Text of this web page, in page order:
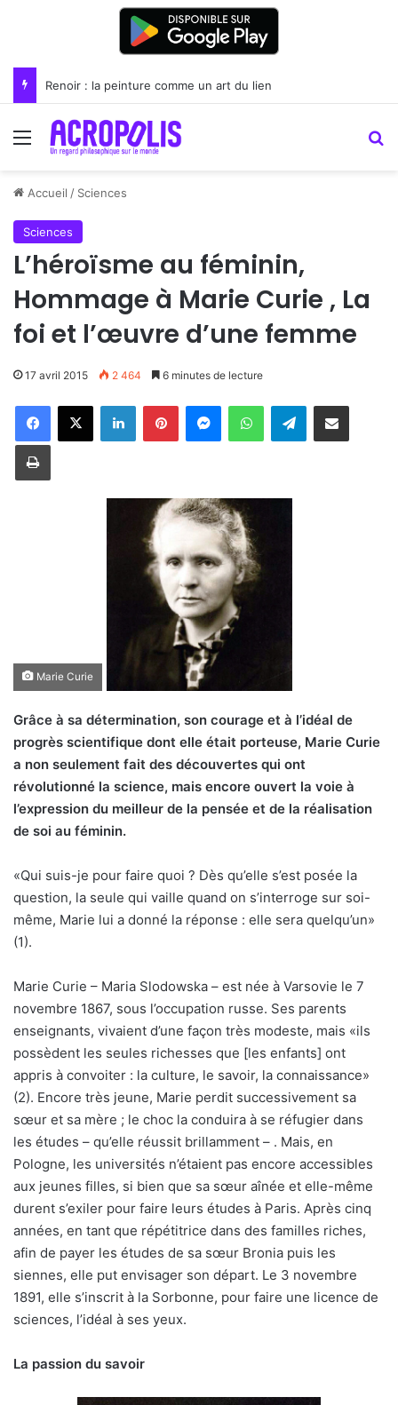
Renoir : la peinture comme un art du lien
Menu
Accueil / Sciences
Sciences
L’héroïsme au féminin,
Hommage à Marie Curie , La
foi et l’œuvre d’une femme
17 avril 2015 2 464 6 minutes de lecture
LinkedinPinterestMessengerWhatsAppTelegramPartager par email
Imprimer
Marie Curie
Grâce à sa détermination, son courage et à l’idéal de
progrès scientifique dont elle était porteuse, Marie Curie
a non seulement fait des découvertes qui ont
révolutionné la science, mais encore ouvert la voie à
l’expression du meilleur de la pensée et de la réalisation
de soi au féminin.
«Qui suis-je pour faire quoi ? Dès qu’elle s’est posée la
question, la seule qui vaille quand on s’interroge sur soi-
même, Marie lui a donné la réponse : elle sera quelqu’un»
(1).
Marie Curie – Maria Slodowska – est née à Varsovie le 7
novembre 1867, sous l’occupation russe. Ses parents
enseignants, vivaient d’une façon très modeste, mais «ils
possèdent les seules richesses que [les enfants] ont
appris à convoiter : la culture, le savoir, la connaissance»
(2). Encore très jeune, Marie perdit successivement sa
sœur et sa mère ; le choc la conduira à se réfugier dans
les études – qu’elle réussit brillamment – . Mais, en
Pologne, les universités n’étaient pas encore accessibles
aux jeunes filles, si bien que sa sœur aînée et elle-même
durent s’exiler pour faire leurs études à Paris. Après cinq
années, en tant que répétitrice dans des familles riches,
afin de payer les études de sa sœur Bronia puis les
siennes, elle put envisager son départ. Le 3 novembre
1891, elle s’inscrit à la Sorbonne, pour faire une licence de
sciences, l’idéal à ses yeux.
La passion du savoir